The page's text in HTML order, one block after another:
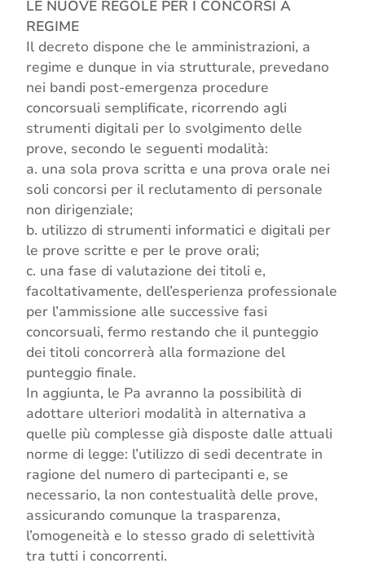
LE NUOVE REGOLE PER I CONCORSI A
REGIME
Il decreto dispone che le amministrazioni, a
regime e dunque in via strutturale, prevedano
nei bandi post-emergenza procedure
concorsuali semplificate, ricorrendo agli
strumenti digitali per lo svolgimento delle
prove, secondo le seguenti modalità:
a. una sola prova scritta e una prova orale nei
soli concorsi per il reclutamento di personale
non dirigenziale;
b. utilizzo di strumenti informatici e digitali per
le prove scritte e per le prove orali;
c. una fase di valutazione dei titoli e,
facoltativamente, dell’esperienza professionale
per l’ammissione alle successive fasi
concorsuali, fermo restando che il punteggio
dei titoli concorrerà alla formazione del
punteggio finale.
In aggiunta, le Pa avranno la possibilità di
adottare ulteriori modalità in alternativa a
quelle più complesse già disposte dalle attuali
norme di legge: l’utilizzo di sedi decentrate in
ragione del numero di partecipanti e, se
necessario, la non contestualità delle prove,
assicurando comunque la trasparenza,
l’omogeneità e lo stesso grado di selettività
tra tutti i concorrenti.